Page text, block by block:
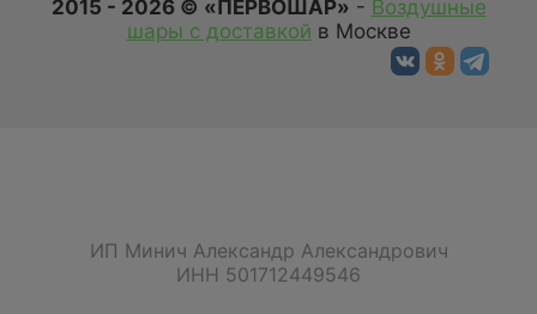
2015 - 2026 © «ПЕРВОШАР» - Воздушные
шары с доставкой в Москве
ИП Минич Александр Александрович
ИНН 501712449546